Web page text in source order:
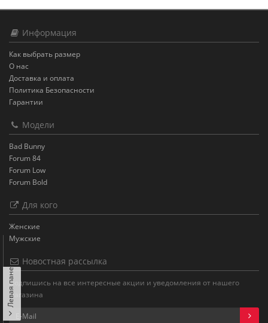
Информация
Как выбрать размер
О нас
Доставка и оплата
Политика Безопасности
Гарантии
Модели
Bad Bunny
Forum 84
Forum Low
Forum Bold
Для кого
Женские
Мужские
Новостная рассылка
Подпишись на все интересные акции и уведомления от нашего
магазина
Левая панель